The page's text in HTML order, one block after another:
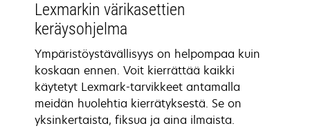
Lexmarkin värikasettien
keräysohjelma
Ympäristöystävällisyys on helpompaa kuin
koskaan ennen. Voit kierrättää kaikki
käytetyt Lexmark-tarvikkeet antamalla
meidän huolehtia kierrätyksestä. Se on
yksinkertaista, fiksua ja aina ilmaista.